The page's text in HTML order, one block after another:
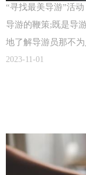
“寻找最美导游”活
导游的鞭策;既是导
地了解导游员那不为
2023-11-01
昨天，全国暑运和
对列车，动车组列
北京首次开行去往
便旅客出行，北京还
2023-11-01